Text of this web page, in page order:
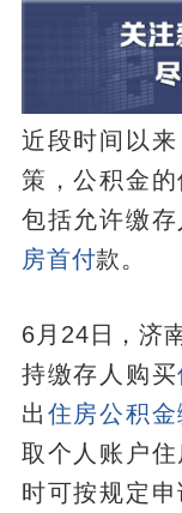
近段时间以
策，公积金
包括允许缴
房首付款。
6月24日，济
持缴存人购买
出 住房公积金
取个人账户
时可按规定